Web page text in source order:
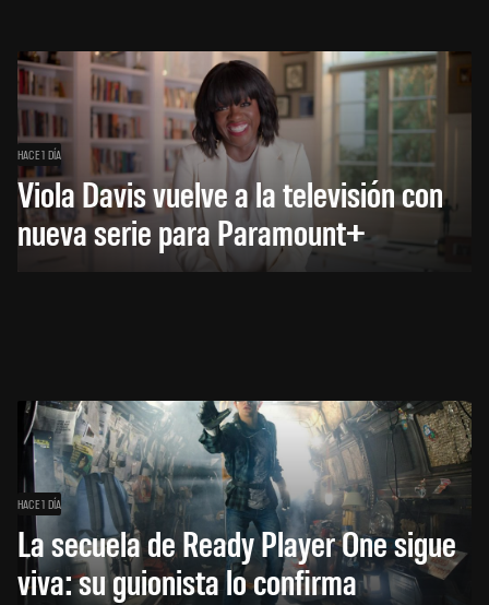
HACE 1 DÍA
Viola Davis vuelve a la televisión con
nueva serie para Paramount+
HACE 1 DÍA
La secuela de Ready Player One sigue
viva: su guionista lo confirma